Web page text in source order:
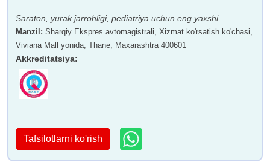
Saraton, yurak jarrohligi, pediatriya uchun eng yaxshi
Manzil : Sharqiy Ekspres avtomagistrali, Xizmat ko'rsatish ko'chasi,
Viviana Mall yonida, Thane, Maxarashtra 400601
Akkreditatsiya:
Tafsilotlarni ko'rish